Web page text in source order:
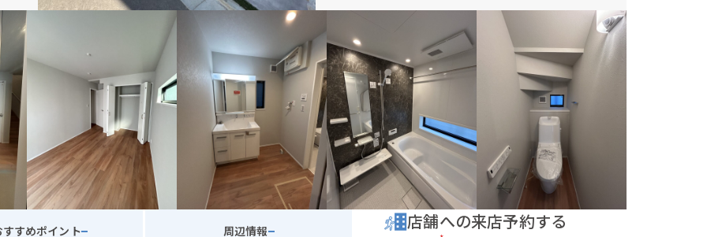
すすめポイント 周辺情報 店舗への来店予約する